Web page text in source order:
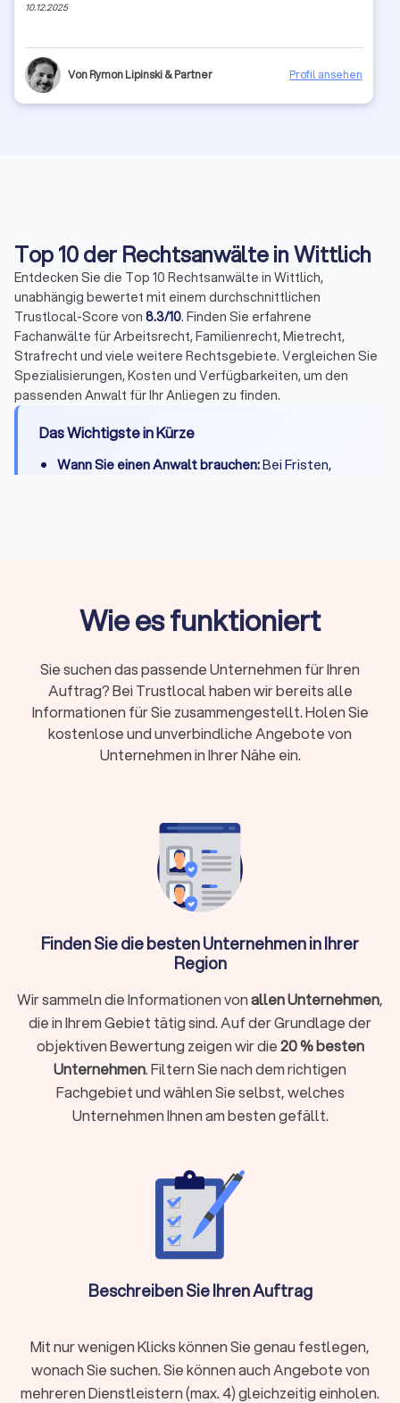
10.12.2025
Von Rymon Lipinski & Partner Profil ansehen
Top 10 der Rechtsanwälte in Wittlich
Entdecken Sie die Top 10 Rechtsanwälte in Wittlich,
unabhängig bewertet mit einem durchschnittlichen
Trustlocal-Score von 8.3/10. Finden Sie erfahrene
Fachanwälte für Arbeitsrecht, Familienrecht, Mietrecht,
Strafrecht und viele weitere Rechtsgebiete. Vergleichen Sie
Spezialisierungen, Kosten und Verfügbarkeiten, um den
passenden Anwalt für Ihr Anliegen zu finden.
Das Wichtigste in Kürze
Wann Sie einen Anwalt brauchen:Bei Fristen,
Fachanwalt:
24 Spezialisierungen in Deutschland,
nachgewiesene Expertise durch Fortbildungen
Euro) oder Pauschalpreise je nach Fall
Rechtsschutz:Prüfen Sie Versicherungsschutz
oder Prozesskostenhilfe bei geringem
Einkommen
Wann brauche ich überhaupt einen
Sie müssen nicht bei jedem rechtlichen Anliegen sofort einen
Anwalt einschalten. Bei kleineren Fragen hilft oftmals die
Erstberatung bei einer Verbraucherzentrale oder eine
gezielte Online-Recherche. Ein Rechtsanwalt unterstützt Sie
ganz gezielt, wenn:
einer Kündigungsschutzklage innerhalb von drei Wochen)
Ihr Fall rechtlich komplex ist und spezielles Fachwissen
erfordert
Sie eine gerichtliche Vertretung brauchen oder eine Klage
ansteht
Sie einen Vertrag prüfen oder aufsetzen möchten (etwa
Ihr Anliegen mit hohen finanziellen oder persönlichen
Risiken verbunden ist
Sie Ihre Rechte gegenüber Behörden, Arbeitgebern oder
anderen Parteien aktiv durchsetzen wollen
Holen Sie rechtzeitig juristischen Rat ein, damit Sie Fehler
vermeiden und Ihre Position stärken.
Welche Aufgaben übernehmen
Rechtsanwälte?
Rechtsanwälte sind weit mehr als Verteidiger vor Gericht. Sie
Wie es funktioniert
Sie suchen das passende Unternehmen für Ihren
Auftrag? Bei Trustlocal haben wir bereits alle
Informationen für Sie zusammengestellt. Holen Sie
kostenlose und unverbindliche Angebote von
Unternehmen in Ihrer Nähe ein.
Finden Sie die besten Unternehmen in Ihrer
Region
Wir sammeln die Informationen vonallen Unternehmen,
die in Ihrem Gebiet tätig sind. Auf der Grundlage der
objektiven Bewertung zeigen wir die20 % besten
Unternehmen. Filtern Sie nach dem richtigen
Fachgebiet und wählen Sie selbst, welches
Unternehmen Ihnen am besten gefällt.
Beschreiben Sie Ihren Auftrag
Mit nur wenigen Klicks können Sie genau festlegen,
wonach Sie suchen. Sie können auch Angebote von
mehreren Dienstleistern (max. 4) gleichzeitig einholen.